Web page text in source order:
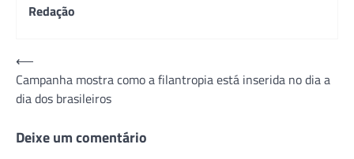
Redação
Navegação
de
Post
⟵
Campanha mostra como a filantropia está inserida no dia a
dia dos brasileiros
Deixe um comentário